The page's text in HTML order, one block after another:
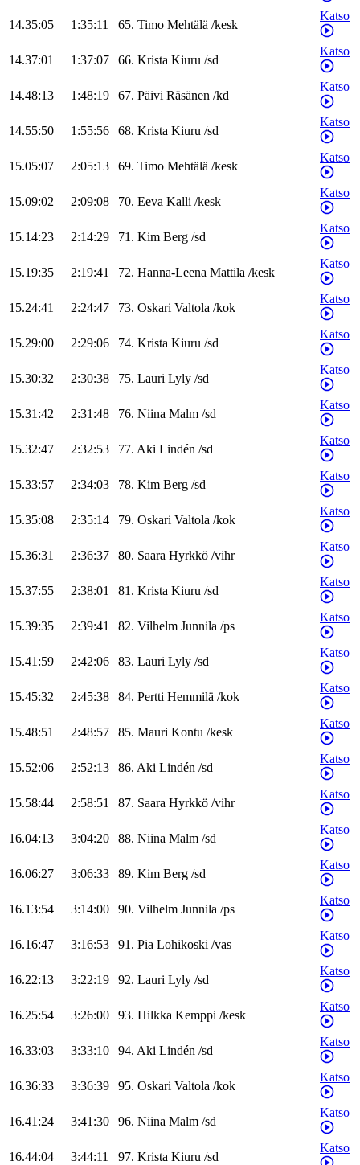
14.35:05 1:35:11 65. Timo Mehtälä /kesk
Katso
14.37:01 1:37:07 66. Krista Kiuru /sd
Katso
14.48:13 1:48:19 67. Päivi Räsänen /kd
Katso
14.55:50 1:55:56 68. Krista Kiuru /sd
Katso
15.05:07 2:05:13 69. Timo Mehtälä /kesk
Katso
15.09:02 2:09:08 70. Eeva Kalli /kesk
Katso
15.14:23 2:14:29 71. Kim Berg /sd
Katso
15.19:35 2:19:41 72. Hanna-Leena Mattila /kesk
Katso
15.24:41 2:24:47 73. Oskari Valtola /kok
Katso
15.29:00 2:29:06 74. Krista Kiuru /sd
Katso
15.30:32 2:30:38 75. Lauri Lyly /sd
Katso
15.31:42 2:31:48 76. Niina Malm /sd
Katso
15.32:47 2:32:53 77. Aki Lindén /sd
Katso
15.33:57 2:34:03 78. Kim Berg /sd
Katso
15.35:08 2:35:14 79. Oskari Valtola /kok
Katso
15.36:31 2:36:37 80. Saara Hyrkkö /vihr
Katso
15.37:55 2:38:01 81. Krista Kiuru /sd
Katso
15.39:35 2:39:41 82. Vilhelm Junnila /ps
Katso
15.41:59 2:42:06 83. Lauri Lyly /sd
Katso
15.45:32 2:45:38 84. Pertti Hemmilä /kok
Katso
15.48:51 2:48:57 85. Mauri Kontu /kesk
Katso
15.52:06 2:52:13 86. Aki Lindén /sd
Katso
15.58:44 2:58:51 87. Saara Hyrkkö /vihr
Katso
16.04:13 3:04:20 88. Niina Malm /sd
Katso
16.06:27 3:06:33 89. Kim Berg /sd
Katso
16.13:54 3:14:00 90. Vilhelm Junnila /ps
Katso
16.16:47 3:16:53 91. Pia Lohikoski /vas
Katso
16.22:13 3:22:19 92. Lauri Lyly /sd
Katso
16.25:54 3:26:00 93. Hilkka Kemppi /kesk
Katso
16.33:03 3:33:10 94. Aki Lindén /sd
Katso
16.36:33 3:36:39 95. Oskari Valtola /kok
Katso
16.41:24 3:41:30 96. Niina Malm /sd
Katso
16.44:04 3:44:11 97. Krista Kiuru /sd
Katso